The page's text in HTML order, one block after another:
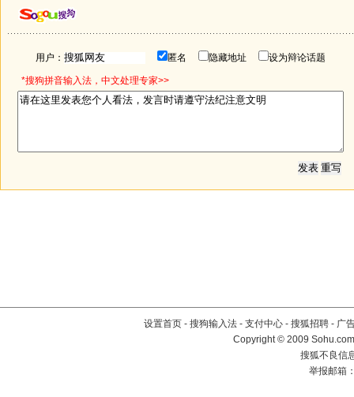
用户： 匿名 隐藏地址 设为辩论话题
*搜狗拼音输入法，中文处理专家>>
设置首页 - 搜狗输入法 - 支付中心 - 搜狐招聘 - 广
Copyright © 2009
搜狐不良信
举报邮箱